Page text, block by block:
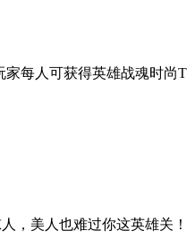
家每人可获得英雄战魂时尚T
，美人也难过你这英雄关！